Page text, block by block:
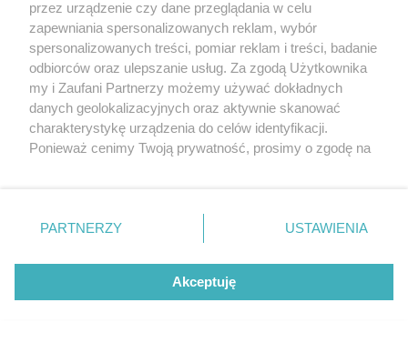
O FIRMIE POLITYKA PRYWATNOŚCI HOSTING
REKLAMA WSPÓŁPRACA RSS FACEBOOK KONTAKT
Nasze serwisy
Kalendarz imprez
Sport
przez urządzenie czy dane przeglądania w celu
zapewniania spersonalizowanych reklam, wybór
spersonalizowanych treści, pomiar reklam i treści, badanie
odbiorców oraz ulepszanie usług. Za zgodą Użytkownika
my i Zaufani Partnerzy możemy używać dokładnych
danych geolokalizacyjnych oraz aktywnie skanować
charakterystykę urządzenia do celów identyfikacji.
Ponieważ cenimy Twoją prywatność, prosimy o zgodę na
znajdujący się w lewym dolnym rogu strony
. Niektóre
przetwarzaniu. Preferencje będą miały zastosowania tylko
PARTNERZY USTAWIENIA
Akceptuję